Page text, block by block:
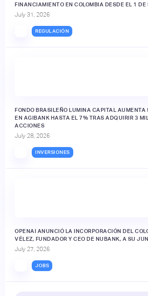
FINANCIAMIENTO EN COLOMBIA DESDE EL 1 DE
July 31, 2026
REGULACIÓN
FONDO BRASILEÑO LUMINA CAPITAL AUMENTA
EN AGIBANK HASTA EL 7% TRAS ADQUIRIR 3
ACCIONES
July 28, 2026
INVERSIONES
OPENAI ANUNCIÓ LA INCORPORACIÓN DEL
VÉLEZ, FUNDADOR Y CEO DE NUBANK, A SU
July 27, 2026
JOBS